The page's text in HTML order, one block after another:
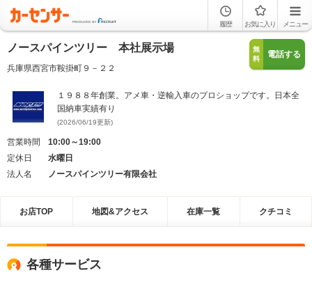
履歴 お気に入り メニュー
ノースパインツリー 本社展示場
兵庫県西宮市鞍掛町９－２２
無
料
電話する
１９８８年創業。アメ車・逆輸入車のプロショップです。日本全
国納車実績有り
(2026/06/19更新)
営業時間
10:00～19:00
定休日
水曜日
法人名
ノースパインツリー有限会社
お店TOP 地図&アクセス 在庫一覧 クチコミ
各種サービス